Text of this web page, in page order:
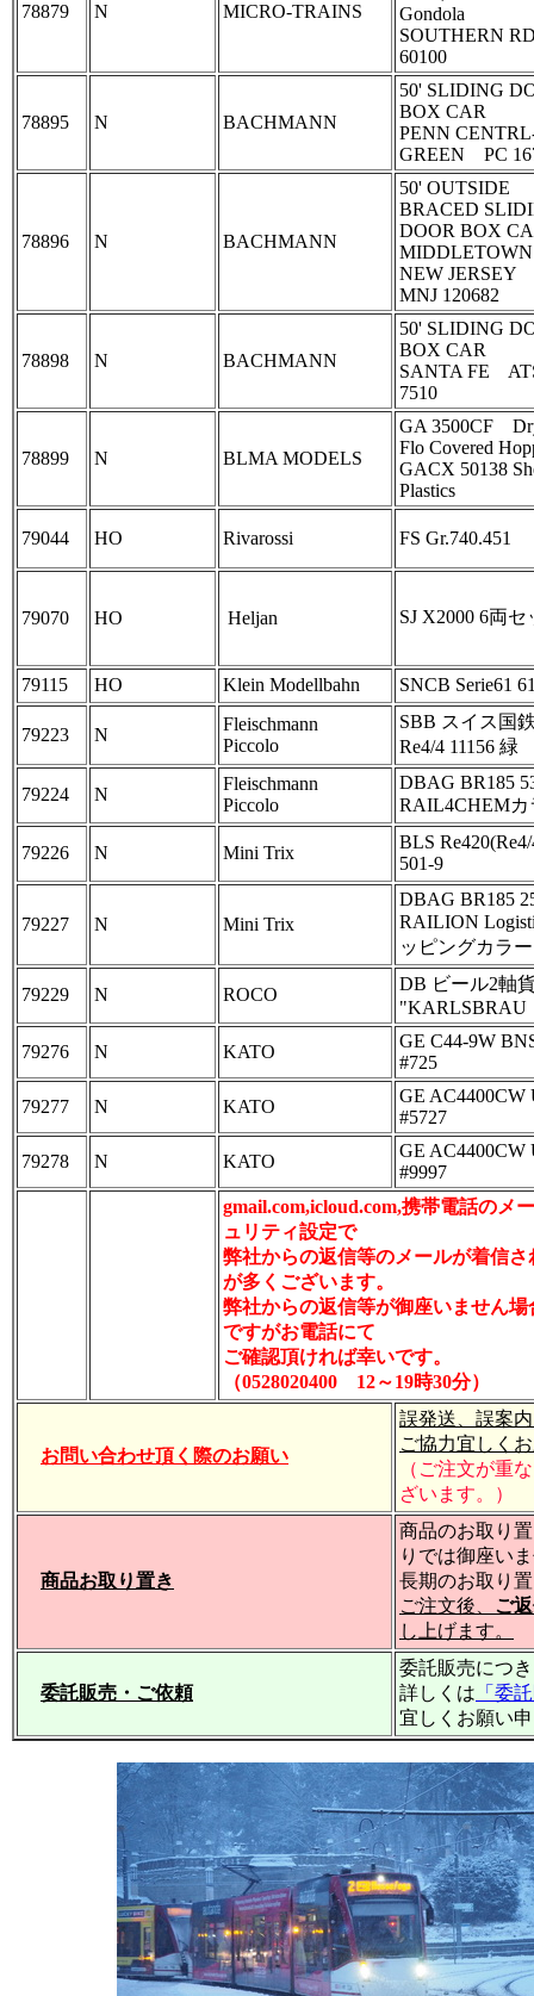
78879 N MICRO‐TRAINS
Gondola
SOUTHERN
60100
78895 N BACHMANN
50' SLIDING
BOX CAR
PENN
GREEN PC
78896 N BACHMANN
50' OUTSIDE
BRACED
DOOR BOX
NEW JERSEY
MNJ 120682
78898 N BACHMANN
50' SLIDING
BOX CAR
SANTA FE
7510
78899 N BLMA MODELS
GA 3500CF
Flo Covered
GACX 50138
Plastics
79044 HO Rivarossi FS Gr.740.451
79070 HO Heljan SJ X2000 6両セ
79115 HO Klein Modellbahn SNCB Serie61
79223 N
Fleischmann
Piccolo
SBB スイス国
Re4/4 11156 緑
79224 N
Fleischmann
Piccolo
DBAG BR185
RAIL4CHEMカ
79226 N Mini Trix
BLS
501-9
79227 N Mini Trix
DBAG BR185
RAILION
ッピングカラー
79229 N ROCO
DB ビール2軸
"KARLSBRAU
79276 N KATO
GE C44-9W
#725
79277 N KATO
GE AC4400CW
#5727
79278 N KATO
GE AC4400CW
#9997
gmail.com,icloud.com,携帯電話のメ
ュリティ設定で
弊社からの返信等のメールが着信さ
が多くございます。
弊社からの返信等が御座いません場
ですがお電話にて
ご確認頂ければ幸いです。
（0528020400 12～19時30分）
お問い合わせ頂く際のお願い
誤発送、誤案
ご協力宜しく
（ご注文が重
ざいます。）
商品お取り置き
商品のお取り
りでは御座い
長期のお取り
ご注文後、 ご
し上げます。
委託販売・ご依頼
委託販売につ
詳しくは 「委
宜しくお願い